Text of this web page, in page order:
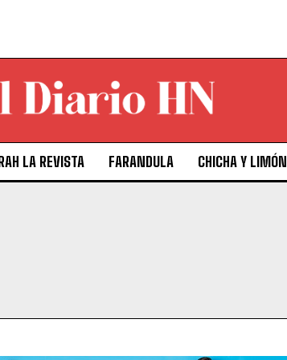
LA REVISTA FARANDULA CHICHA Y LIMÓN